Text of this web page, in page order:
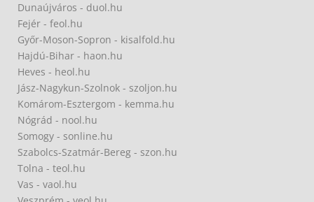
Dunaújváros - duol.hu
Fejér - feol.hu
Győr-Moson-Sopron - kisalfold.hu
Hajdú-Bihar - haon.hu
Heves - heol.hu
Jász-Nagykun-Szolnok - szoljon.hu
Komárom-Esztergom - kemma.hu
Nógrád - nool.hu
Somogy - sonline.hu
Szabolcs-Szatmár-Bereg - szon.hu
Tolna - teol.hu
Vas - vaol.hu